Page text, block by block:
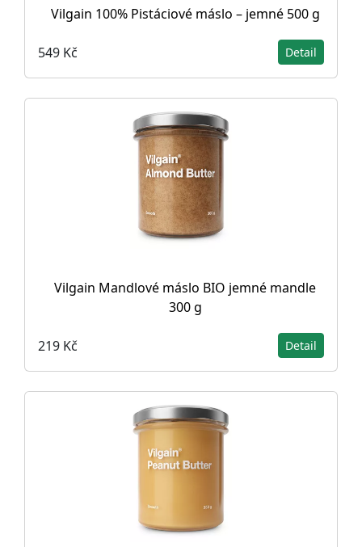
Vilgain 100% Pistáciové máslo – jemné 500 g
549 Kč Detail
Vilgain Mandlové máslo BIO jemné mandle
300 g
219 Kč Detail